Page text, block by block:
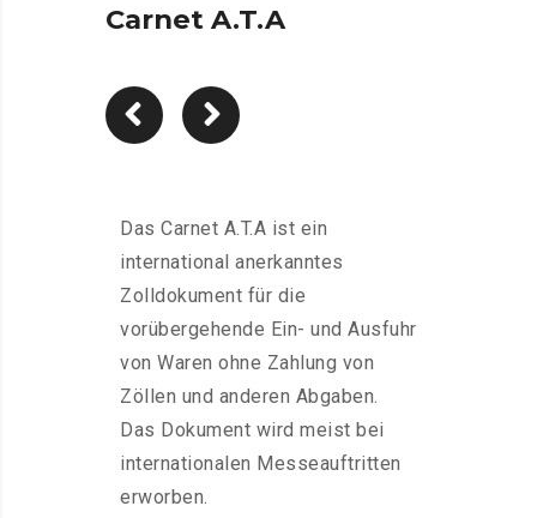
Carnet A.T.A
Das Carnet A.T.A ist ein
international anerkanntes
Zolldokument für die
vorübergehende Ein- und Ausfuhr
von Waren ohne Zahlung von
Zöllen und anderen Abgaben.
Das Dokument wird meist bei
internationalen Messeauftritten
erworben.